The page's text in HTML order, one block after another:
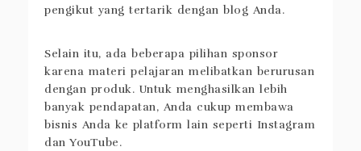
pengikut yang tertarik dengan blog Anda.
Selain itu, ada beberapa pilihan sponsor
karena materi pelajaran melibatkan berurusan
dengan produk. Untuk menghasilkan lebih
banyak pendapatan, Anda cukup membawa
bisnis Anda ke platform lain seperti Instagram
dan YouTube.